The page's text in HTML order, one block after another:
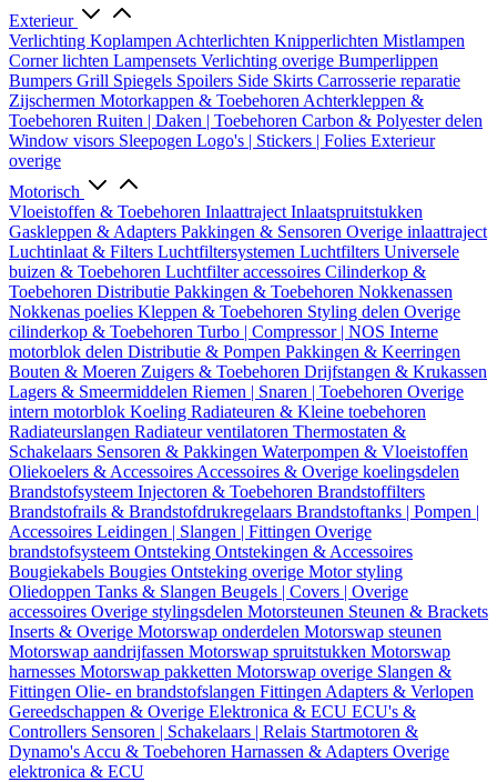
Exterieur
Verlichting Koplampen Achterlichten Knipperlichten Mistlampen
Corner lichten Lampensets Verlichting overige Bumperlippen
Bumpers Grill Spiegels Spoilers Side Skirts Carrosserie reparatie
Zijschermen Motorkappen & Toebehoren Achterkleppen &
Toebehoren Ruiten | Daken | Toebehoren Carbon & Polyester delen
Window visors Sleepogen Logo's | Stickers | Folies Exterieur
overige
Motorisch
Vloeistoffen & Toebehoren Inlaattraject Inlaatspruitstukken
Gaskleppen & Adapters Pakkingen & Sensoren Overige inlaattraject
Luchtinlaat & Filters Luchtfiltersystemen Luchtfilters Universele
buizen & Toebehoren Luchtfilter accessoires Cilinderkop &
Toebehoren Distributie Pakkingen & Toebehoren Nokkenassen
Nokkenas poelies Kleppen & Toebehoren Styling delen Overige
cilinderkop & Toebehoren Turbo | Compressor | NOS Interne
motorblok delen Distributie & Pompen Pakkingen & Keerringen
Bouten & Moeren Zuigers & Toebehoren Drijfstangen & Krukassen
Lagers & Smeermiddelen Riemen | Snaren | Toebehoren Overige
intern motorblok Koeling Radiateuren & Kleine toebehoren
Radiateurslangen Radiateur ventilatoren Thermostaten &
Schakelaars Sensoren & Pakkingen Waterpompen & Vloeistoffen
Oliekoelers & Accessoires Accessoires & Overige koelingsdelen
Brandstofsysteem Injectoren & Toebehoren Brandstoffilters
Brandstofrails & Brandstofdrukregelaars Brandstoftanks | Pompen |
Accessoires Leidingen | Slangen | Fittingen Overige
brandstofsysteem Ontsteking Ontstekingen & Accessoires
Bougiekabels Bougies Ontsteking overige Motor styling
Oliedoppen Tanks & Slangen Beugels | Covers | Overige
accessoires Overige stylingsdelen Motorsteunen Steunen & Brackets
Inserts & Overige Motorswap onderdelen Motorswap steunen
Motorswap aandrijfassen Motorswap spruitstukken Motorswap
harnesses Motorswap pakketten Motorswap overige Slangen &
Fittingen Olie- en brandstofslangen Fittingen Adapters & Verlopen
Gereedschappen & Overige Elektronica & ECU ECU's &
Controllers Sensoren | Schakelaars | Relais Startmotoren &
Dynamo's Accu & Toebehoren Harnassen & Adapters Overige
elektronica & ECU